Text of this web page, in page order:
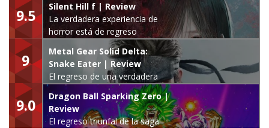
9.5
Silent Hill f | Review
La verdadera experiencia de
horror está de regreso
9
Metal Gear Solid Delta:
Snake Eater | Review
El regreso de una verdadera
leyenda
9.0
Dragon Ball Sparking Zero |
Review
El regreso triunfal de la saga